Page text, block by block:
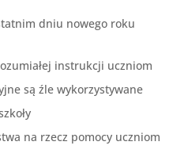
dniu nowego roku
instrukcji uczniom
są źle wykorzystywane
na rzecz pomocy uczniom